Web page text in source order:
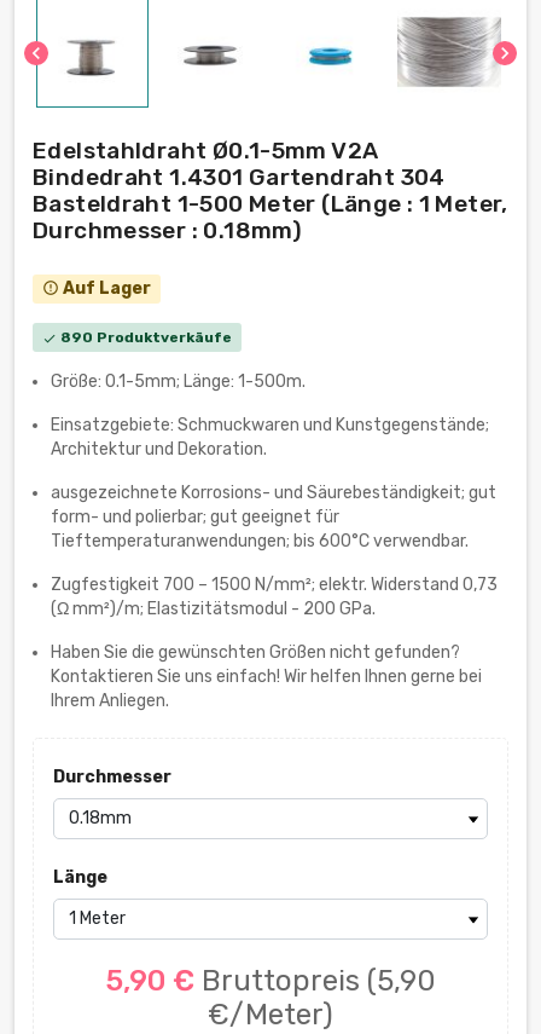
chevron_left chevron_right
Edelstahldraht Ø0.1-5mm V2A
Bindedraht 1.4301 Gartendraht 304
Basteldraht 1-500 Meter (Länge : 1 Meter,
Durchmesser : 0.18mm)
error_outline Auf Lager
check 890 Produktverkäufe
Größe: 0.1-5mm; Länge: 1-500m.
Einsatzgebiete: Schmuckwaren und Kunstgegenstände;
Architektur und Dekoration.
ausgezeichnete Korrosions- und Säurebeständigkeit; gut
form- und polierbar; gut geeignet für
Tieftemperaturanwendungen; bis 600°C verwendbar.
Zugfestigkeit 700 – 1500 N/mm²; elektr. Widerstand 0,73
(Ω mm²)/m; Elastizitätsmodul - 200 GPa.
Haben Sie die gewünschten Größen nicht gefunden?
Kontaktieren Sie uns einfach! Wir helfen Ihnen gerne bei
Ihrem Anliegen.
Durchmesser
Länge
5,90 € Bruttopreis (5,90
€/Meter)